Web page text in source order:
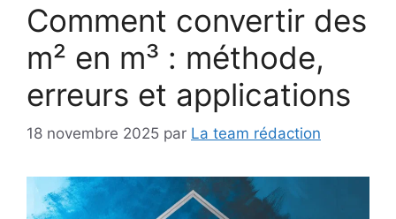
Comment convertir des
m² en m³ : méthode,
erreurs et applications
18 novembre 2025 par La team rédaction